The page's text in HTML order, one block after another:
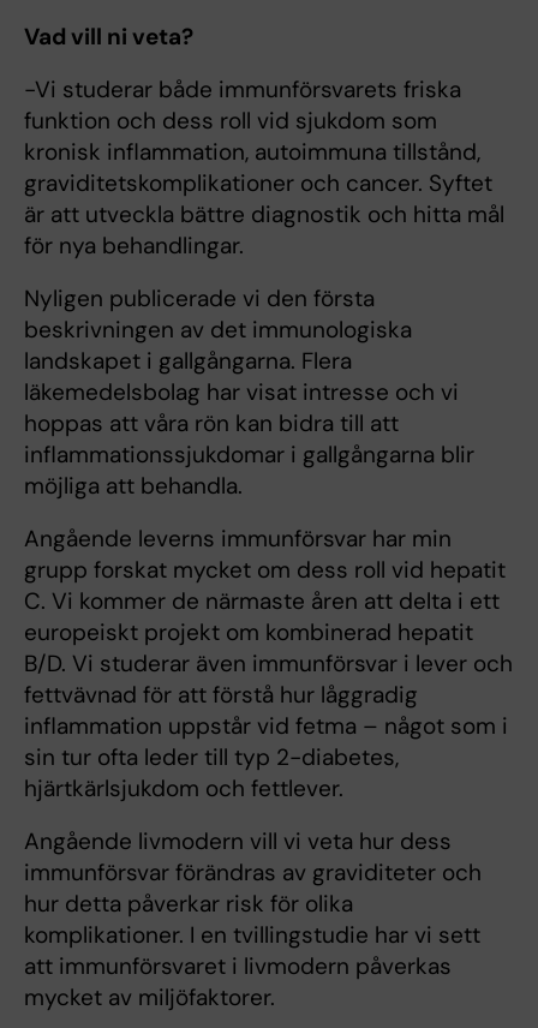
Vad vill ni veta?
-Vi studerar både immunförsvarets friska
funktion och dess roll vid sjukdom som
kronisk inflammation, autoimmuna tillstånd,
graviditetskomplikationer och cancer. Syftet
är att utveckla bättre diagnostik och hitta mål
för nya behandlingar.
Nyligen publicerade vi den första
beskrivningen av det immunologiska
landskapet i gallgångarna. Flera
läkemedelsbolag har visat intresse och vi
hoppas att våra rön kan bidra till att
inflammationssjukdomar i gallgångarna blir
möjliga att behandla.
Angående leverns immunförsvar har min
grupp forskat mycket om dess roll vid hepatit
C. Vi kommer de närmaste åren att delta i ett
europeiskt projekt om kombinerad hepatit
B/D. Vi studerar även immunförsvar i lever och
fettvävnad för att förstå hur låggradig
inflammation uppstår vid fetma – något som i
sin tur ofta leder till typ 2-diabetes,
hjärtkärlsjukdom och fettlever.
Angående livmodern vill vi veta hur dess
immunförsvar förändras av graviditeter och
hur detta påverkar risk för olika
komplikationer. I en tvillingstudie har vi sett
att immunförsvaret i livmodern påverkas
mycket av miljöfaktorer.